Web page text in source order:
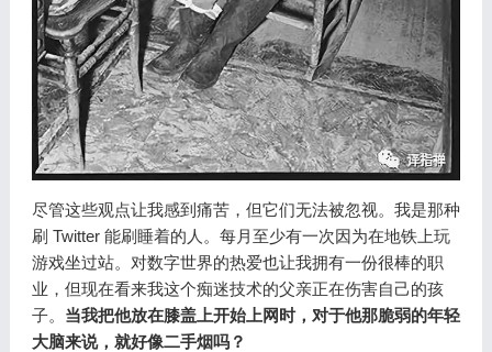
尽管这些观点让我感到痛苦，但它们无法被忽视。我是那种
刷 Twitter 能刷睡着的人。每月至少有一次因为在地铁上玩
游戏坐过站。对数字世界的热爱也让我拥有一份很棒的职
业，但现在看来我这个痴迷技术的父亲正在伤害自己的孩
子。 当我把他放在膝盖上开始上网时，对于他那脆弱的年轻
大脑来说，就好像二手烟吗？